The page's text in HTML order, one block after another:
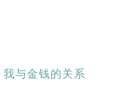
与金钱的关系